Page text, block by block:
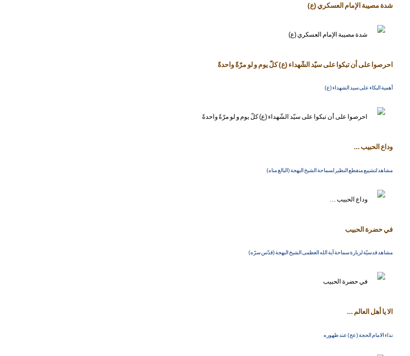
شدة مصيبة الإمام العسكري (ع)
احرصوا على أن تبكوا على سيّد الشّهداء (ع) كلّ يوم و لو مرّةً واحدةً
أهمية البكاء على سيد الشهداء (ع)
وداع الحبيب ...
مشاهد لتشييع منقطع النظير لسماحة الشيخ البهجة (البالغ مناه)
في حضرة الحبيب
مشاهد قدسيّة لزيارة سماحة آية الله العظمى الشيخ البهجة (قدّس سرّه)
الا يا أهل العالم ...
نداء الامام الحجة (عج) عند ظهوره